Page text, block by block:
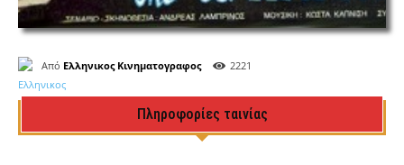
Από Ελληνικος Κινηματογραφος 2221
Πληροφορίες ταινίας